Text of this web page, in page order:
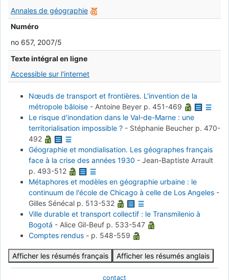
Annales de géographie
Numéro
no 657, 2007/5
Texte intégral en ligne
Accessible sur l'internet
Nœuds de transport et frontières. L'invention de la
métropole bâloise - Antoine Beyer p. 451-469
Le risque d'inondation dans le Val-de-Marne : une
territorialisation impossible ? - Stéphanie Beucher p. 470-
492
Géographie et mondialisation. Les géographes français
face à la crise des années 1930 - Jean-Baptiste Arrault
p. 493-512
Métaphores et modèles en géographie urbaine : le
continuum de l'école de Chicago à celle de Los Angeles -
Gilles Sénécal p. 513-532
Ville durable et transport collectif : le Transmilenio à
Bogotá - Alice Gil-Beuf p. 533-547
Comptes rendus - p. 548-559
Afficher les résumés français Afficher les résumés anglais
contact